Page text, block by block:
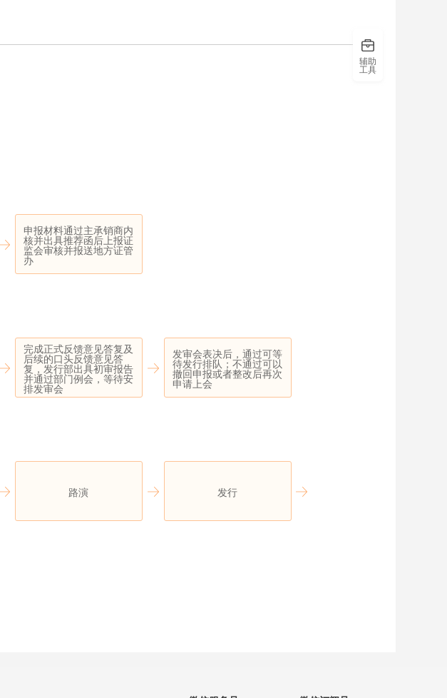
申报材料通过主承销商内
核并出具推荐函后上报证
监会审核并报送地方证管
办
完成正式反馈意见答复及
后续的口头反馈意见答
复，发行部出具初审报告
并通过部门例会，等待安
排发审会
发审会表决后，通过可等
待发行排队；不通过可以
撤回申报或者整改后再次
申请上会
路演 发行
辅助
工具